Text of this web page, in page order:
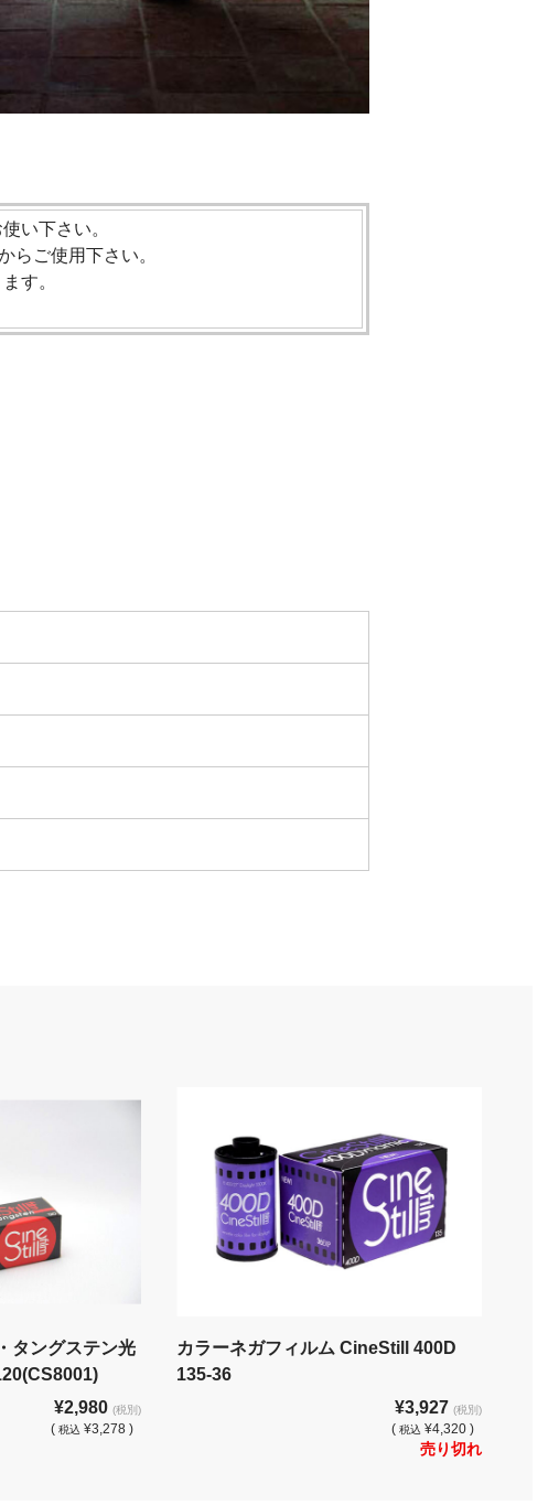
い下さい。
らご使用下さい。
す。
タングステン光
¥2,980(税別)
(税込 ¥3,278 )
カラーネガフィルム CineStill 400D
135-36
¥3,927(税別)
(税込 ¥4,320 )
売り切れ